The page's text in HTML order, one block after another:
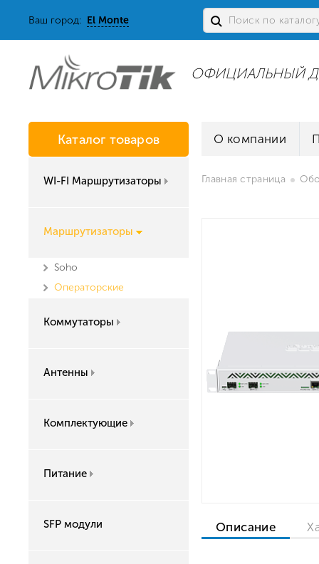
Ваш город: El Monte
ОФИЦИАЛЬНЫЙ
Каталог товаров
WI-FI Маршрутизаторы
Маршрутизаторы
Soho
Операторские
Коммутаторы
Антенны
Комплектующие
Питание
SFP модули
О компании
Главная страница
Описание